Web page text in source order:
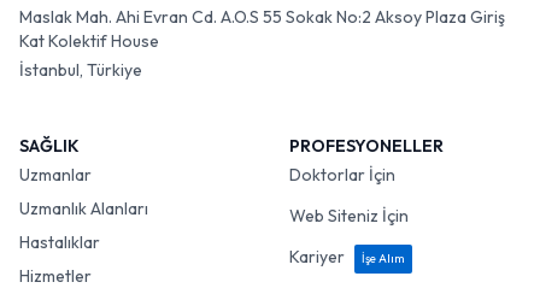
Maslak Mah. Ahi Evran Cd. A.O.S 55 Sokak No:2 Aksoy Plaza Giriş
Kat Kolektif House
İstanbul, Türkiye
SAĞLIK
Uzmanlar
Uzmanlık Alanları
Hastalıklar
Hizmetler
PROFESYONELLER
Doktorlar İçin
Web Siteniz İçin
Kariyer
İşe Alım